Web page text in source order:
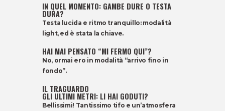
IN QUEL MOMENTO: GAMBE DURE O TESTA
DURA?
Testa lucida e ritmo tranquillo: modalità
light, ed è stata la chiave.
HAI MAI PENSATO “MI FERMO QUI”?
No, ormai ero in modalità “arrivo fino in
fondo”.
IL TRAGUARDO
GLI ULTIMI METRI: LI HAI GODUTI?
Bellissimi! Tantissimo tifo e un’atmosfera